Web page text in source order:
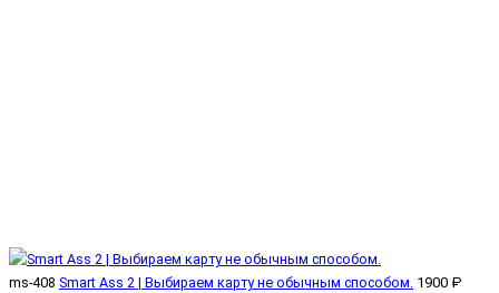
ms-408 Smart Ass 2 | Выбираем карту не обычным способом. 1900 ₽